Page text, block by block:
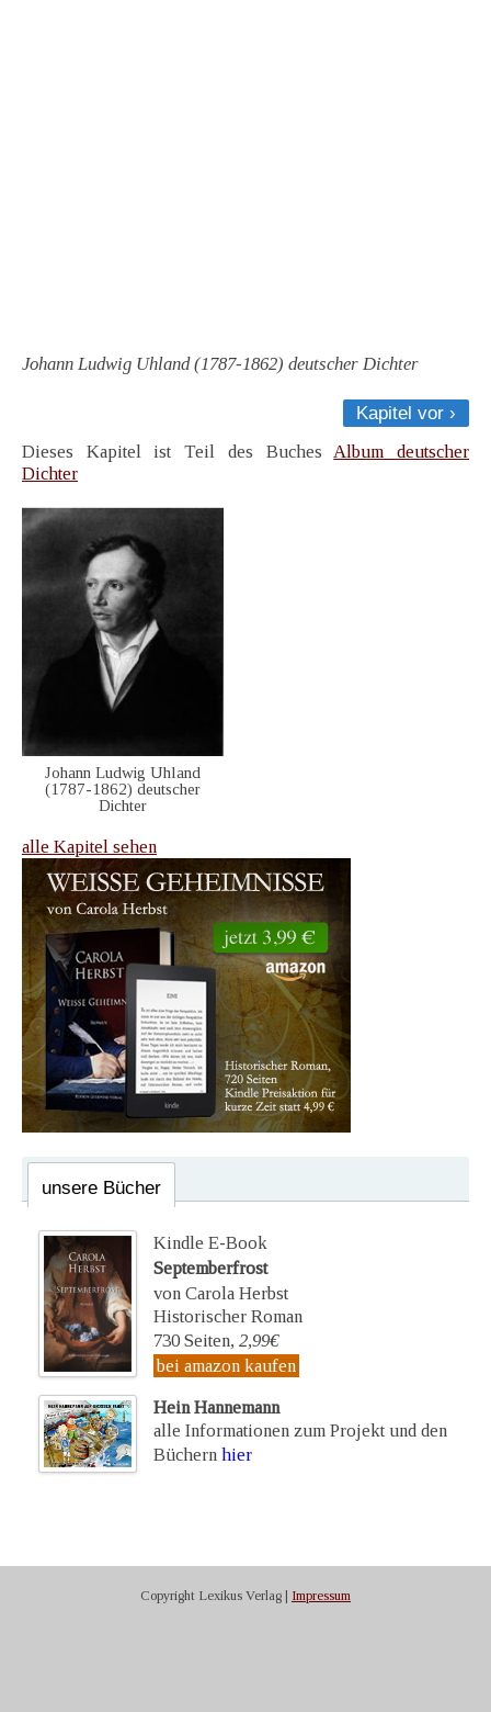
Johann Ludwig Uhland (1787-1862) deutscher Dichter
Kapitel vor ›
Dieses Kapitel ist Teil des BuchesAlbum deutscher
Dichter
Johann Ludwig Uhland
(1787-1862) deutscher
Dichter
alle Kapitel sehen
unsere Bücher
Kindle E-Book
Septemberfrost
von Carola Herbst
Historischer Roman
730 Seiten, 2,99€
bei amazon kaufen
Hein Hannemann
alle Informationen zum Projekt und den
Büchern hier
Copyright Lexikus Verlag | Impressum